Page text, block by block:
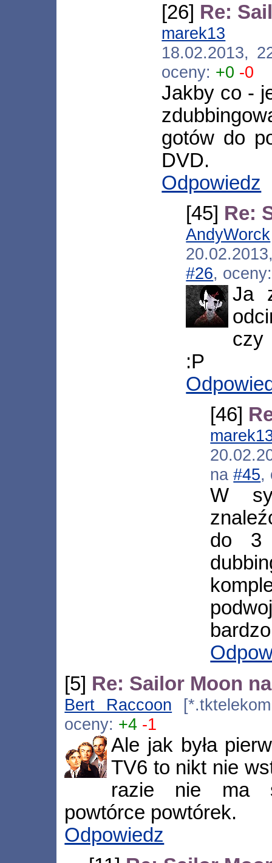
[26] Re:
marek13
18.02.2013,
oceny: +0 -0
Jakby co -
gotów do
DVD.
Odpowiedz
[45] Re:
AndyWorck
#26,
Ja
czy
:P
[46]
na#45,
W
do 3
[5] Re: Sailor Moon
Bert Raccoon
oceny: +4 -1
Ale jak była
TV6 to nikt nie
razie nie ma
powtórce powtórek.
Odpowiedz